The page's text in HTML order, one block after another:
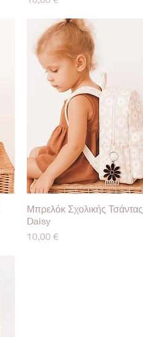
Γρήγορη προβολή
Μπρελόκ Σχολικής Τσάντας
Daisy
Τιμή
10,00 €